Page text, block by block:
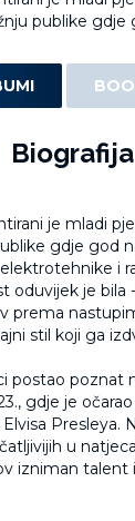
publike gdje
Biografija
je mladi
gdje god
i
oduvijek je bila
prema
stil koji ga
postao poznat
gdje je
Presleya.
u
izniman talent